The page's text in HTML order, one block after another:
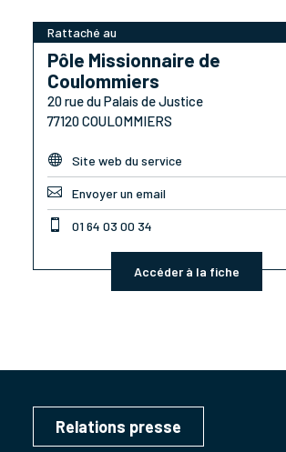
Rattaché au
Pôle Missionnaire de
Coulommiers
20 rue du Palais de Justice
77120 COULOMMIERS
 Site web du service
 Envoyer un email
 01 64 03 00 34
Accéder à la fiche
Relations presse